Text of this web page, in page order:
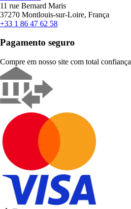
11 rue Bernard Maris
37270 Montlouis-sur-Loire, França
+33 1 86 47 62 58
Pagamento seguro
Compre em nosso site com total confiança